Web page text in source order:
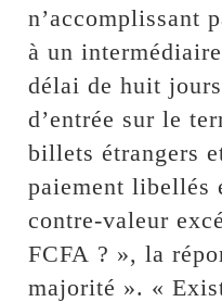
n’accomplissant
à un
délai de huit
d’entrée sur le
billets étrangers
paiement libellés
contre-valeur
FCFA ? », la
majorité ». «